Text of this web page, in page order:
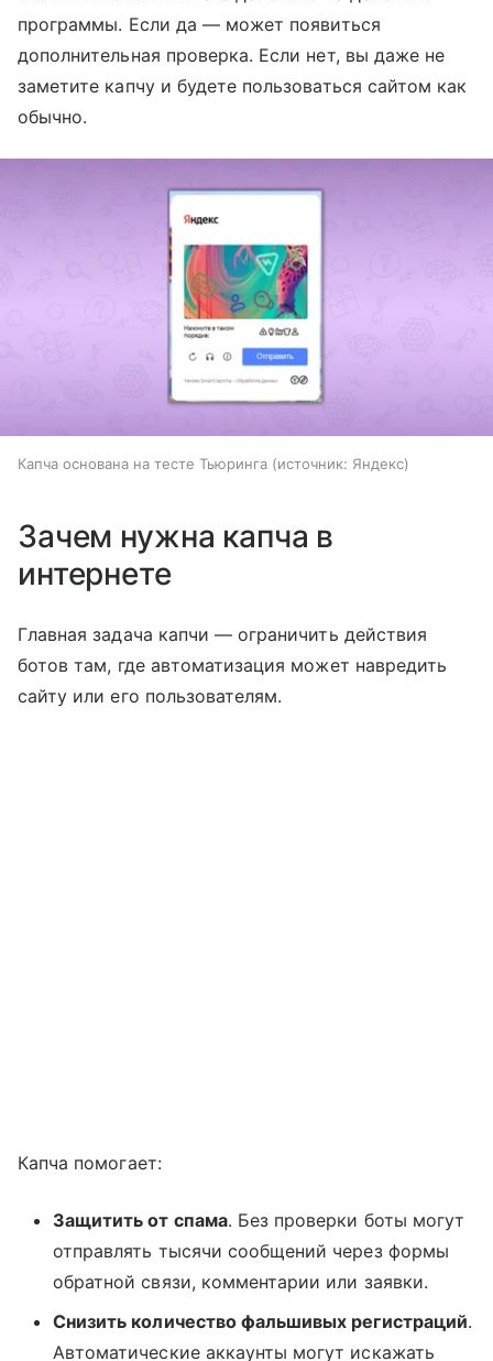
программы. Если да — может появиться
дополнительная проверка. Если нет, вы даже не
заметите капчу и будете пользоваться сайтом как
обычно.
Капча основана на тесте Тьюринга источник: Яндекс
Зачем нужна капча в
интернете
Главная задача капчи — ограничить действия
ботов там, где автоматизация может навредить
сайту или его пользователям.
Капча помогает:
Защитить от спама. Без проверки боты могут
отправлять тысячи сообщений через формы
обратной связи, комментарии или заявки.
Снизить количество фальшивых регистраций.
Автоматические аккаунты могут искажать